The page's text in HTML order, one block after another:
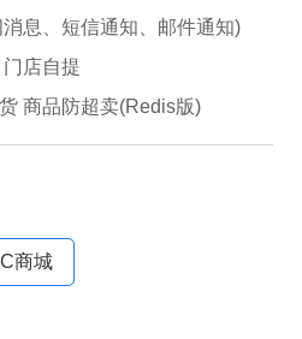
息、短信通知、邮件通知)
店自提
商品防超卖(Redis版)
商城